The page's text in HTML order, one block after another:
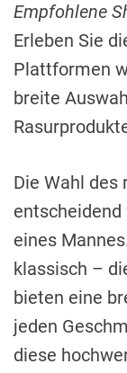
Empfohlene
Erleben Sie
Plattformen
breite
Die Wahl
eines
klassisch –
bieten eine
jeden
diese